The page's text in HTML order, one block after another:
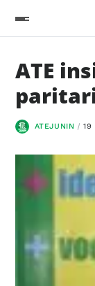
ATE
ATEJUNIN 19